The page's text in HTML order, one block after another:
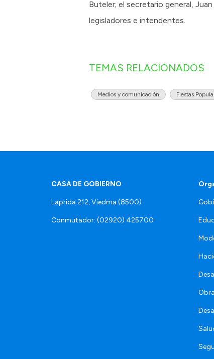
Buteler; el secretario general,
legisladores e intendentes.
TEMAS RELACIONADOS
Medios y comunicación Fiestas
CASA DE GOBIERNO
Laprida 212, Viedma (8500)
Conmutador: (02920) 425700